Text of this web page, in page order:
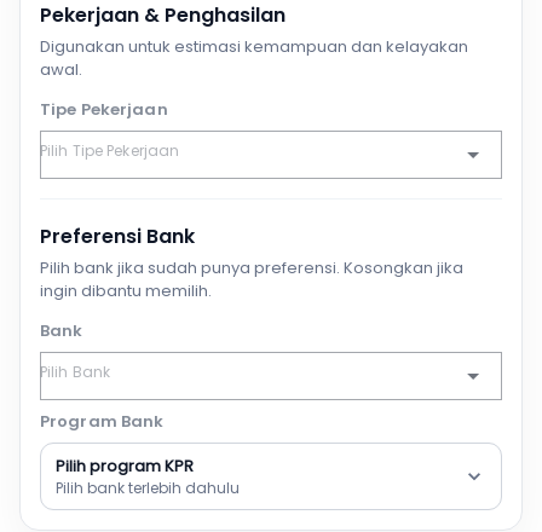
Pekerjaan & Penghasilan
Digunakan untuk estimasi kemampuan dan kelayakan
awal.
Tipe Pekerjaan
Preferensi Bank
Pilih bank jika sudah punya preferensi. Kosongkan jika
ingin dibantu memilih.
Bank
Program Bank
Pilih program KPR
Pilih bank terlebih dahulu